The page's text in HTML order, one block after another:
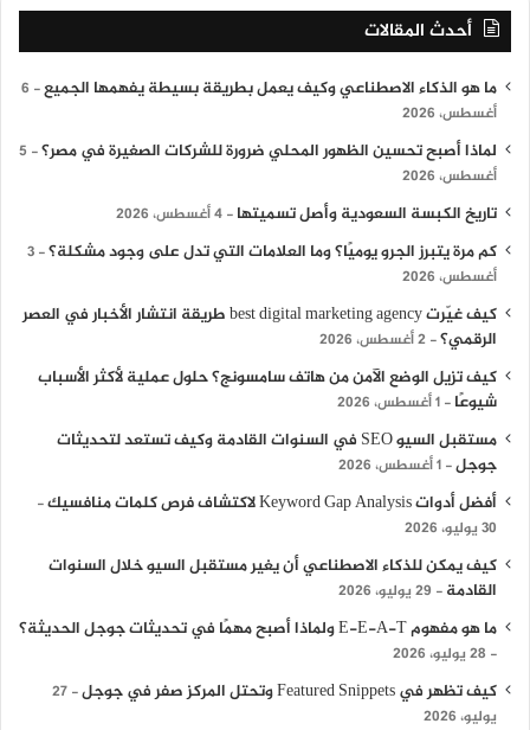
أحدث المقالات
ما هو الذكاء الاصطناعي وكيف يعمل بطريقة بسيطة يفهمها الجميع
6
أغسطس، 2026
لماذا أصبح تحسين الظهور المحلي ضرورة للشركات الصغيرة في مصر؟
5
أغسطس، 2026
تاريخ الكبسة السعودية وأصل تسميتها 4 أغسطس، 2026
كم مرة يتبرز الجرو يوميًا؟ وما العلامات التي تدل على وجود مشكلة؟ 3
أغسطس، 2026
كيف غيّرت best digital marketing agency طريقة انتشار الأخبار في العصر
الرقمي؟ 2 أغسطس، 2026
كيف تزيل الوضع الآمن من هاتف سامسونج؟ حلول عملية لأكثر الأسباب
شيوعًا
1 أغسطس، 2026
مستقبل السيو SEO في السنوات القادمة وكيف تستعد لتحديثات
جوجل 1 أغسطس، 2026
أفضل أدوات Keyword Gap Analysis لاكتشاف فرص كلمات منافسيك
30 يوليو، 2026
كيف يمكن للذكاء الاصطناعي أن يغير مستقبل السيو خلال السنوات
القادمة
29 يوليو، 2026
ما هو مفهوم E-E-A-T ولماذا أصبح مهمًا في تحديثات جوجل الحديثة؟
28 يوليو، 2026
كيف تظهر في Featured Snippets وتحتل المركز صفر في جوجل
27
يوليو، 2026